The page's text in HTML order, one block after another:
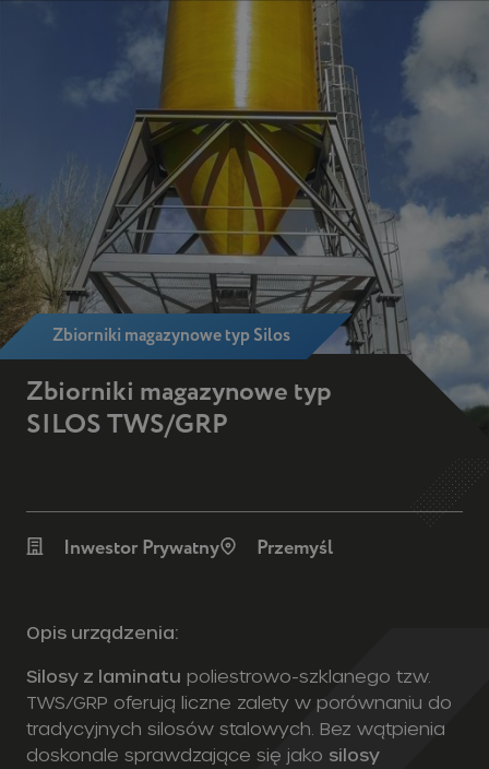
container
Zbiorniki magazynowe typ Silos
Zbiorniki magazynowe typ
SILOS TWS/GRP
Inwestor Prywatny Przemyśl
Opis urządzenia:
Silosy z laminatu poliestrowo-szklanego tzw.
TWS/GRP oferują liczne zalety w porównaniu do
tradycyjnych silosów stalowych. Bez wątpienia
doskonale sprawdzające się jako silosy